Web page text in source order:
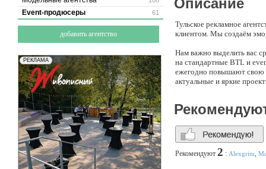
61
Event-продюсеры
добавить агентство
Описание
Тульское рекламное
клиентом. Мы создаём
Нам важно выделить вас
на стандартные BTL и
ежегодно повышают свою
актуальные и яркие
Рекомендуют 2 : Alexgrim